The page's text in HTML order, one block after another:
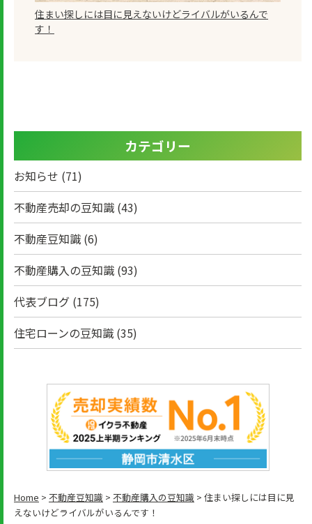
住まい探しには目に見えないけどライバルがいるんで
す！
カテゴリー
お知らせ (71)
不動産売却の豆知識 (43)
不動産豆知識 (6)
不動産購入の豆知識 (93)
代表ブログ (175)
住宅ローンの豆知識 (35)
Home > 不動産豆知識 > 不動産購入の豆知識 > 住まい探しには目に見
えないけどライバルがいるんです！